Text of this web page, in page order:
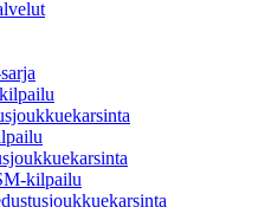
kilpailu